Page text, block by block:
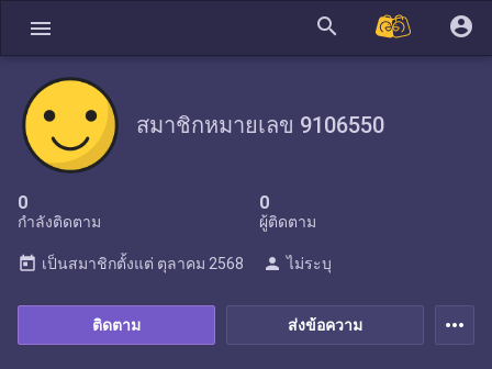
menu search account_circle
สมาชิกหมายเลข 9106550
0
กำลังติดตาม
0
ผู้ติดตาม
ส่งข้อความ
ติดตาม
today เป็นสมาชิกตั้งแต่ ตุลาคม 2568 person ไม่ระบุ
more_horiz